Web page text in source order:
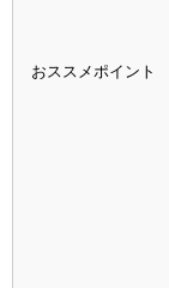
おススメポイント